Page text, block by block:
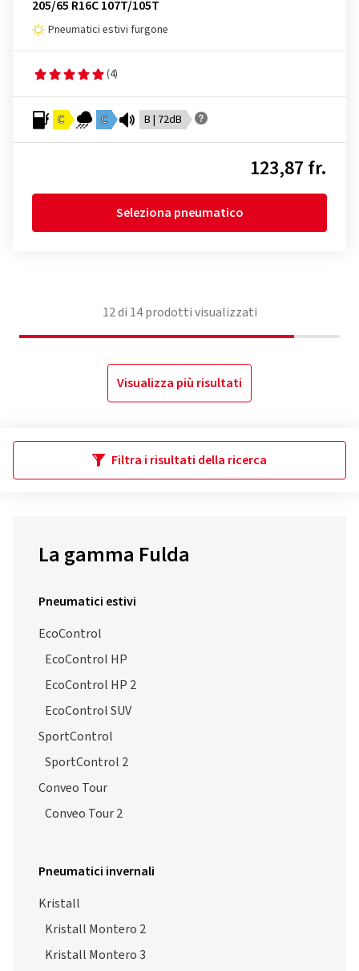
205/65 R16C 107T/105T
Pneumatici estivi furgone
(4)
C C B | 72dB
123,87 fr.
Seleziona pneumatico
12di 14prodotti visualizzati
Visualizza più risultati
Filtra i risultati della ricerca
La gamma Fulda
Pneumatici estivi
EcoControl
EcoControl HP
EcoControl HP 2
EcoControl SUV
SportControl
SportControl 2
Conveo Tour
Conveo Tour 2
Pneumatici invernali
Kristall
Kristall Montero 2
Kristall Montero 3